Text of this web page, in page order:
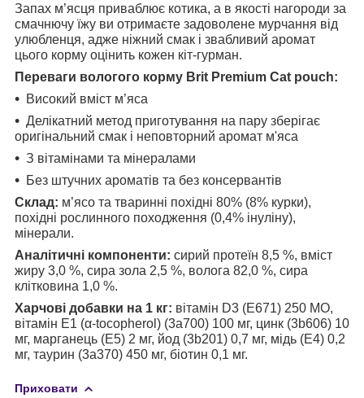
Запах м’ясця приваблює котика, а в якості нагороди за
смачнючу їжу ви отримаєте задоволене мурчання від
улюбленця, адже ніжний смак і звабливий аромат
цього корму оцінить кожен кіт-гурман.
Переваги вологого корму Brit Premium Cat pouch:
Високий вміст м’яса
Делікатний метод приготування на пару зберігає
оригінальний смак і неповторний аромат м'яса
З вітамінами та мінералами
Без штучних ароматів та без консервантів
Склад: м’ясо та тваринні похідні 80% (8% курки),
похідні рослинного походження (0,4% інуліну),
мінерали.
Аналітичні компоненти: сирий протеїн 8,5 %, вміст
жиру 3,0 %, сира зола 2,5 %, волога 82,0 %, сира
клітковина 1,0 %.
Харчові добавки на 1 кг: вітамін D3 (E671) 250 МО,
вітамін Е1 (α-tocopherol) (3a700) 100 мг, цинк (3b606) 10
мг, марганець (E5) 2 мг, йод (3b201) 0,7 мг, мідь (E4) 0,2
мг, таурин (3a370) 450 мг, біотин 0,1 мг.
Приховати